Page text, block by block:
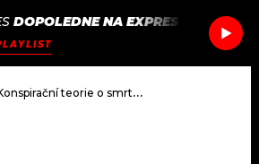
JAK
SEZNAM.CZ
DOPOLEDNE NA EXPRES FM /ZERB
teorie o smrti Jiřího Schelingera: Sebevražda, nehoda nebo něco horšího?